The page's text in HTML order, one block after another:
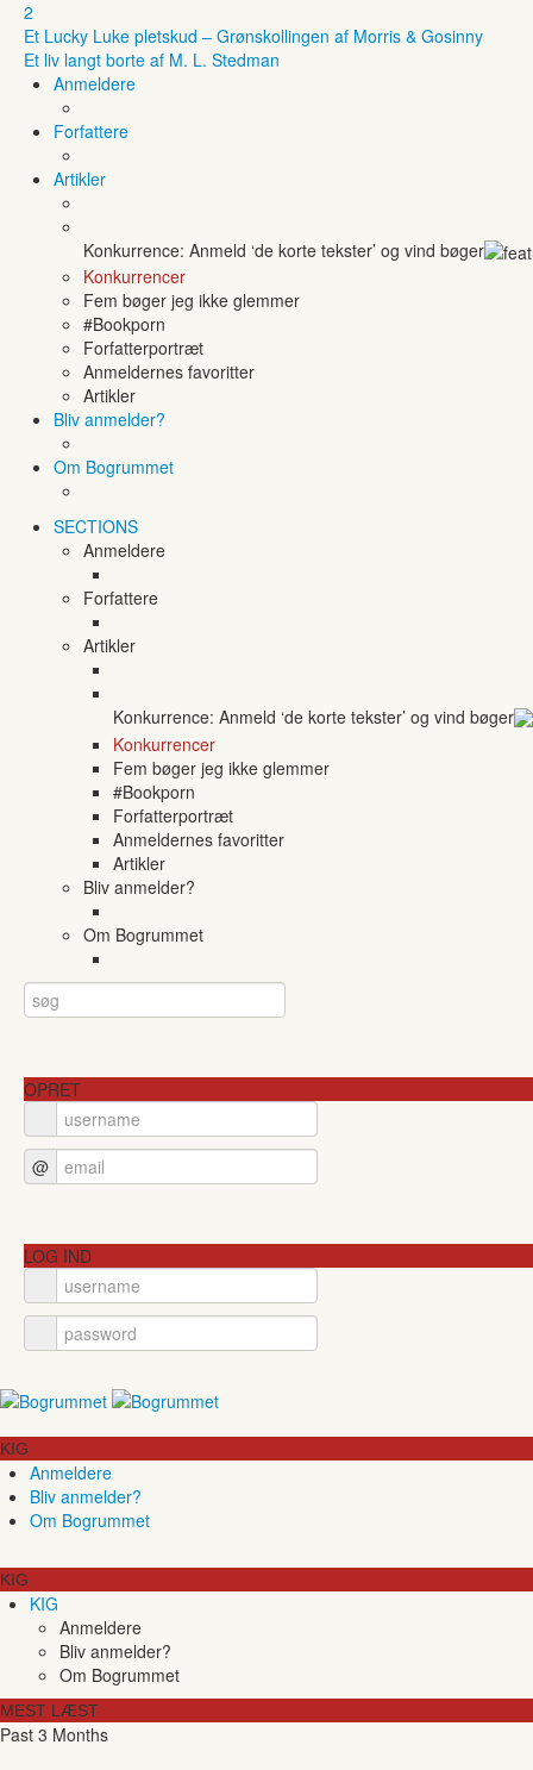
2
Et Lucky Luke pletskud – Grønskollingen af Morris & Gosinny
Et liv langt borte af M. L. Stedman
Anmeldere
Forfattere
Artikler
Konkurrence: Anmeld ‘de korte tekster’ og vind bøger
Konkurrencer
Fem bøger jeg ikke glemmer
#Bookporn
Forfatterportræt
Anmeldernes favoritter
Artikler
Bliv anmelder?
Om Bogrummet
SECTIONS
Anmeldere
Forfattere
Artikler
Konkurrence: Anmeld ‘de korte tekster’ og vind bøger
Konkurrencer
Fem bøger jeg ikke glemmer
#Bookporn
Forfatterportræt
Anmeldernes favoritter
Artikler
Bliv anmelder?
Om Bogrummet
OPRET
@
LOG IND
KIG
Anmeldere
Bliv anmelder?
Om Bogrummet
KIG
KIG
Anmeldere
Bliv anmelder?
Om Bogrummet
MEST LÆST
Past 3 Months